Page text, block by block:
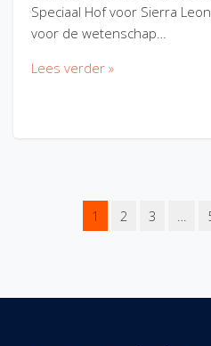
Speciaal Hof voor Sierra
voor de wetenschap…
Lees verder »
1 2 3 …